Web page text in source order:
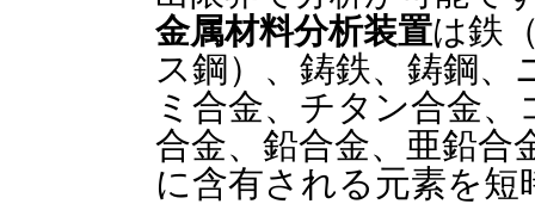
金属材料分析装置は鉄
ス鋼）、鋳鉄、鋳鋼
ミ合金、チタン合金
合金、鉛合金、亜鉛合
に含有される元素を